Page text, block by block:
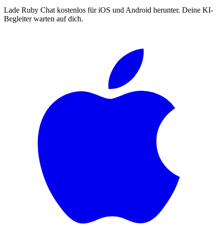
Lade Ruby Chat kostenlos für iOS und Android herunter. Deine KI-
Begleiter warten auf dich.